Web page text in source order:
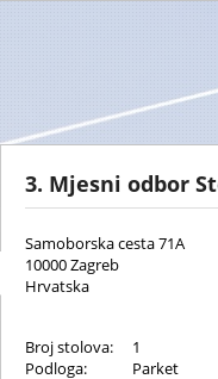
3. Mjesni odbor
Samoborska cesta 71A
10000 Zagreb
Hrvatska
Broj stolova:
1
Podloga:
Parket